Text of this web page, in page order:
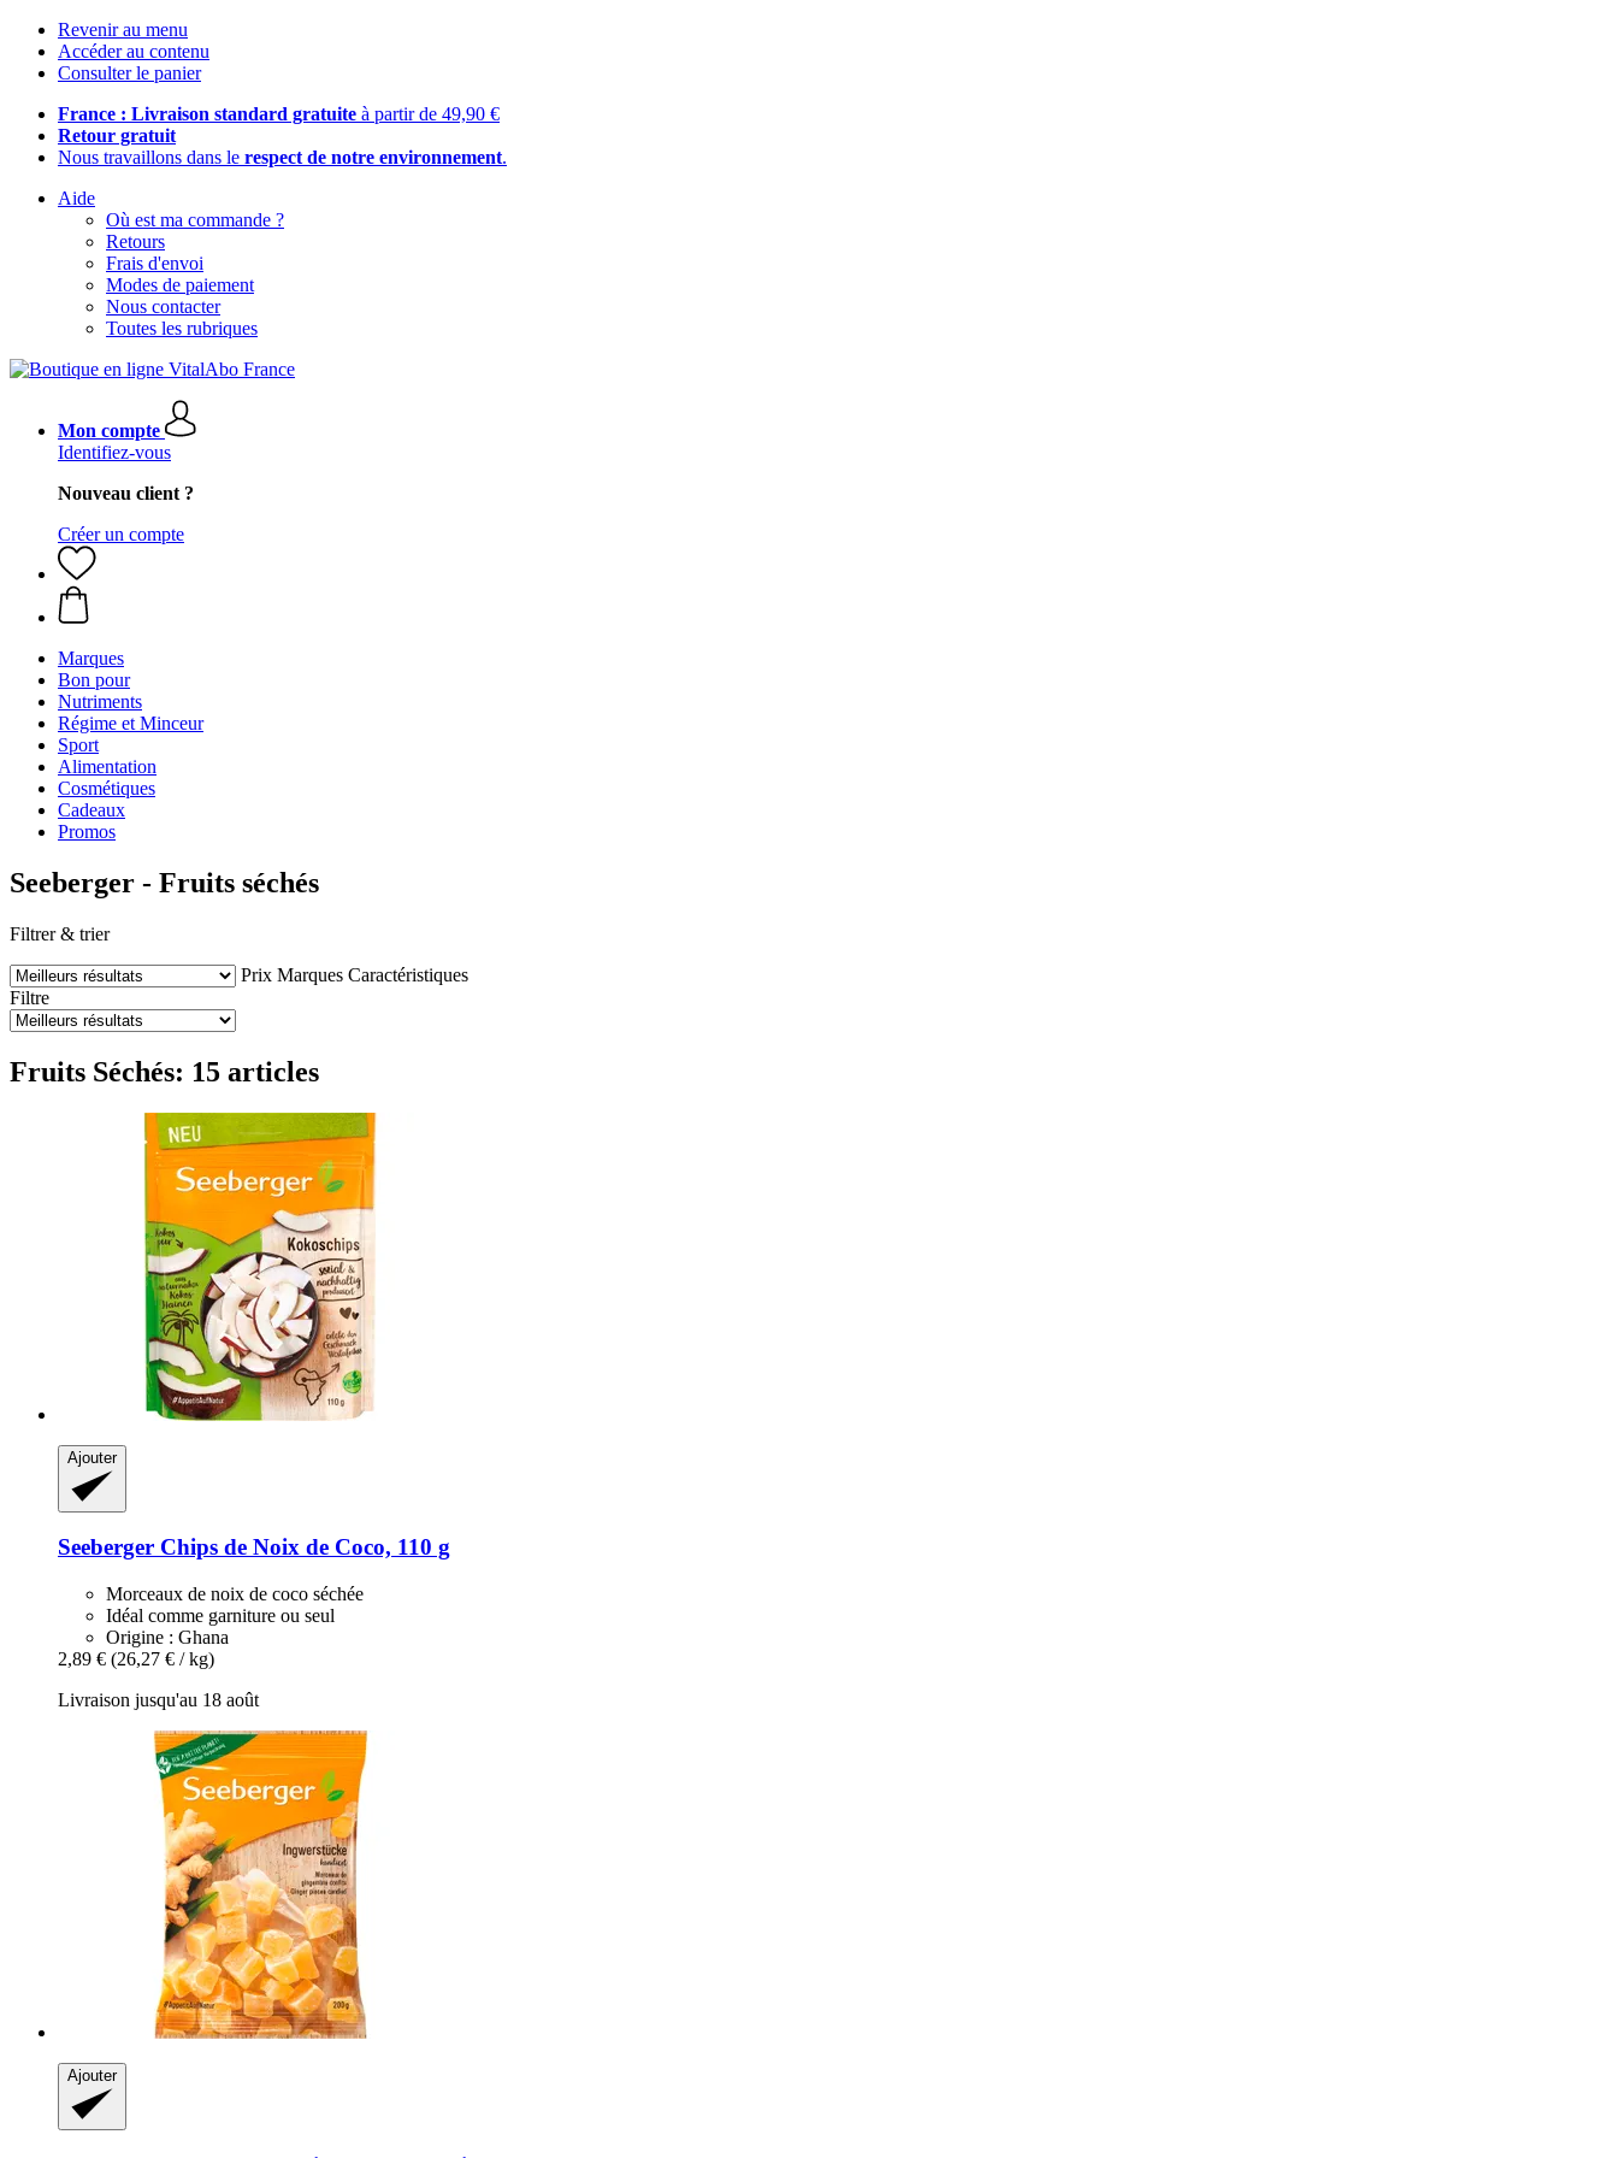
Revenir au menu
Accéder au contenu
Consulter le panier
France : Livraison standard gratuite à partir de 49,90 €
Retour gratuit
Nous travaillons dans le respect de notre environnement.
Aide
Où est ma commande ?
Retours
Frais d'envoi
Modes de paiement
Nous contacter
Toutes les rubriques
Mon compte
Identifiez-vous
Nouveau client ?
Créer un compte
Marques
Bon pour
Nutriments
Régime et Minceur
Sport
Alimentation
Cosmétiques
Cadeaux
Promos
Seeberger - Fruits séchés
Filtrer & trier
Prix Marques Caractéristiques
Filtre
Fruits Séchés: 15 articles
Ajouter
Seeberger Chips de Noix de Coco, 110 g
Morceaux de noix de coco séchée
Idéal comme garniture ou seul
Origine : Ghana
2,89 € (26,27 € / kg)
Livraison jusqu'au 18 août
Ajouter